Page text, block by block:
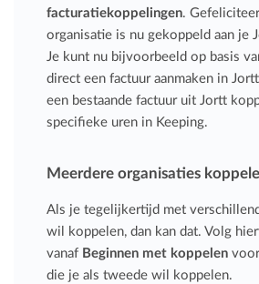
facturatiekoppelingen.
organisatie is nu gekoppeld aan je
Je kunt nu bijvoorbeeld op basis
direct een factuur aanmaken in
een bestaande factuur uit Jortt
specifieke uren in Keeping.
Meerdere organisaties
Als je tegelijkertijd met
wil koppelen, dan kan dat. Volg
vanaf Beginnen met koppelen
die je als tweede wil koppelen.